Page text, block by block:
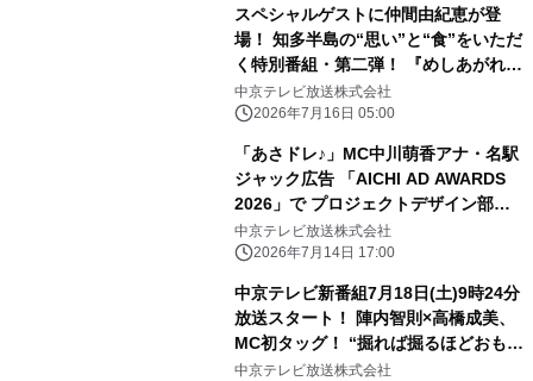
スペシャルゲストに仲間由紀恵が登
場！ 知多半島の“思い”と“食”をいただ
く特別番組・第二弾！ 『めしあがれ！
知多どれストラン！2026夏』 7月26日
(日)ひる0時35分～放送！
中京テレビ放送株式会社
2026年7月16日 05:00
「あさドレ♪」MC中川萌香アナ・名駅
ジャック広告 「AICHI AD AWARDS
2026」で プロジェクトデザイン部
門・ゴールドを含む計3部門で入賞！
中京テレビ放送株式会社
2026年7月14日 17:00
中京テレビ新番組7月18日(土)9時24分
放送スタート！ 陣内智則×高橋成美、
MC初タッグ！ “掘れば掘るほどおもし
ろい”アスリートの素顔に迫る 新スポ
中京テレビ放送株式会社